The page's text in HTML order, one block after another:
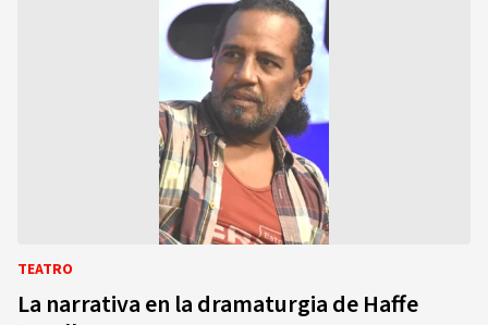
TEATRO
La narrativa en la dramaturgia de Haffe